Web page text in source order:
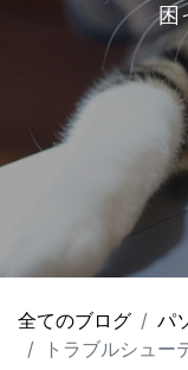
困
全てのブログ
パ
トラブルシュー